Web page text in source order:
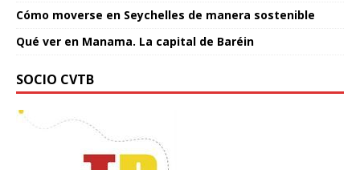
Cómo moverse en Seychelles de manera sostenible
Qué ver en Manama. La capital de Baréin
SOCIO CVTB